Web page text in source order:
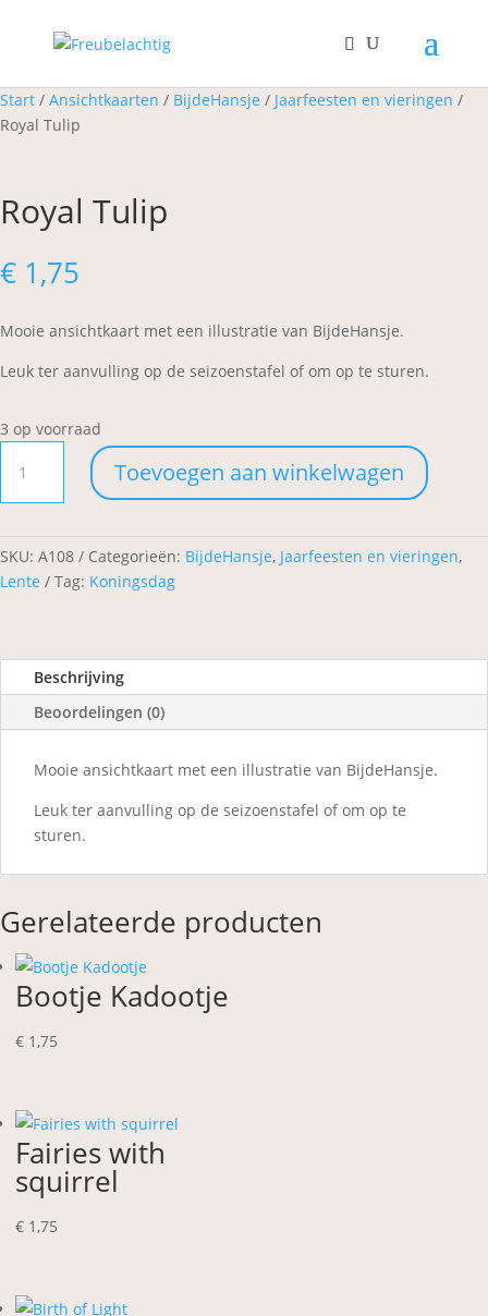
Start / Ansichtkaarten / BijdeHansje / Jaarfeesten en vieringen /
Royal Tulip
Royal Tulip
€ 1,75
Mooie ansichtkaart met een illustratie van BijdeHansje.
Leuk ter aanvulling op de seizoenstafel of om op te sturen.
3 op voorraad
Tulip
aantal
Toevoegen aan winkelwagen
SKU: A108 Categorieën: BijdeHansje, Jaarfeesten en vieringen,
Lente
Tag: Koningsdag
Beschrijving
Beoordelingen (0)
Mooie ansichtkaart met een illustratie van BijdeHansje.
Leuk ter aanvulling op de seizoenstafel of om op te
sturen.
Gerelateerde producten
Bootje Kadootje
€ 1,75
Fairies with
squirrel
€ 1,75